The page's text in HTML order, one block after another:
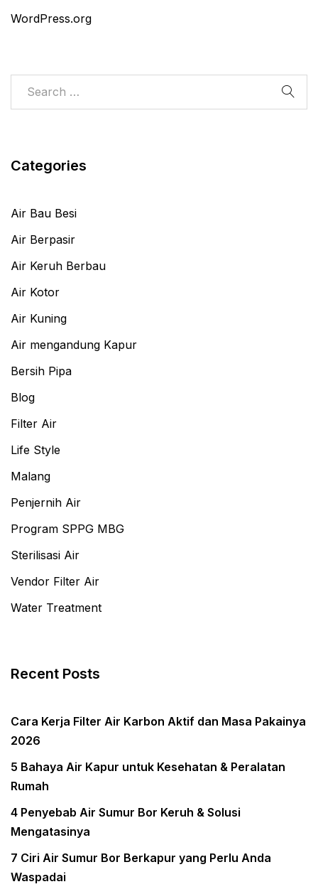
WordPress.org
Categories
Air Bau Besi
Air Berpasir
Air Keruh Berbau
Air Kotor
Air Kuning
Air mengandung Kapur
Bersih Pipa
Blog
Filter Air
Life Style
Malang
Penjernih Air
Program SPPG MBG
Sterilisasi Air
Vendor Filter Air
Water Treatment
Recent Posts
Cara Kerja Filter Air Karbon Aktif dan Masa Pakainya
2026
5 Bahaya Air Kapur untuk Kesehatan & Peralatan
Rumah
4 Penyebab Air Sumur Bor Keruh & Solusi
Mengatasinya
7 Ciri Air Sumur Bor Berkapur yang Perlu Anda
Waspadai